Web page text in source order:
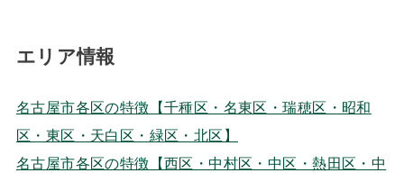
エリア情報
名古屋市各区の特徴【千種区・名東区・瑞穂区・昭和
区・東区・天白区・緑区・北区】
名古屋市各区の特徴【西区・中村区・中区・熱田区・中